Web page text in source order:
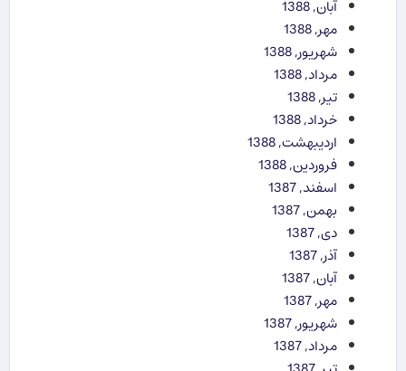
آبان, 1388
مهر, 1388
شهریور, 1388
مرداد, 1388
تیر, 1388
خرداد, 1388
اردیبهشت, 1388
فروردین, 1388
اسفند, 1387
بهمن, 1387
دی, 1387
آذر, 1387
آبان, 1387
مهر, 1387
شهریور, 1387
مرداد, 1387